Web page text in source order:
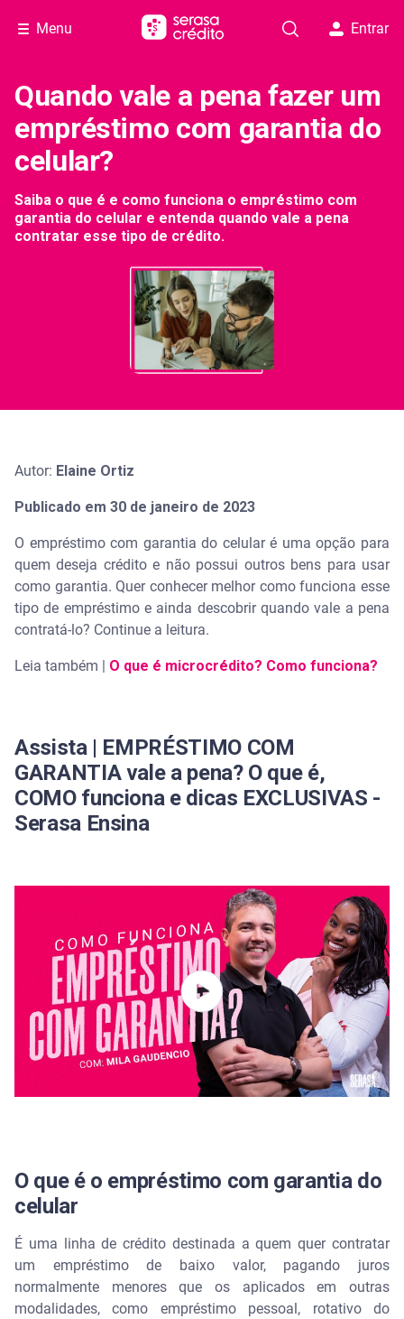
Menu Entrar
Quando vale a pena fazer um
empréstimo com garantia do
celular?
Saiba o que é e como funciona o empréstimo com
garantia do celular e entenda quando vale a pena
contratar esse tipo de crédito.
Autor: Elaine Ortiz
Publicado em 30 de janeiro de 2023
O empréstimo com garantia do celular é uma opção para
quem deseja crédito e não possui outros bens para usar
como garantia. Quer conhecer melhor como funciona esse
tipo de empréstimo e ainda descobrir quando vale a pena
contratá-lo? Continue a leitura.
Leia também | O que é microcrédito? Como funciona?
Assista | EMPRÉSTIMO COM
GARANTIA vale a pena? O que é,
COMO funciona e dicas EXCLUSIVAS -
Serasa Ensina
O que é o empréstimo com garantia do
celular
É uma linha de crédito destinada a quem quer contratar
um empréstimo de baixo valor, pagando juros
normalmente menores que os aplicados em outras
modalidades, como empréstimo pessoal, rotativo do